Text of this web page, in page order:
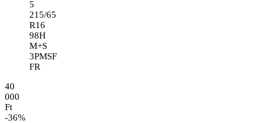
5
215/65
R16
98H
M+S
3PMSF
FR
40
000
Ft
-36%